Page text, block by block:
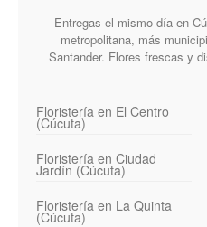
Entregas el mismo día en
metropolitana, más
Santander. Flores frescas y
Floristería en El Centro
(Cúcuta)
Floristería en Ciudad
Jardín (Cúcuta)
Floristería en La Quinta
(Cúcuta)